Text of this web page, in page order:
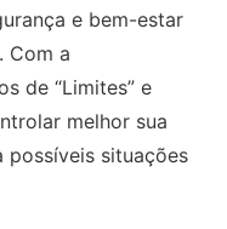
e bem-estar
Com a
de “Limites” e
melhor sua
situações